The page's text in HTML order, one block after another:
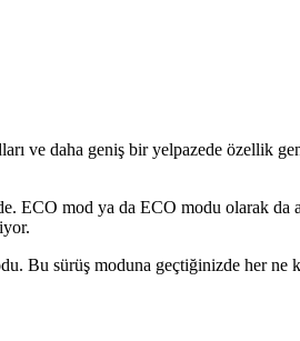
ve daha geniş bir yelpazede özellik
ECO mod ya da ECO modu olarak
Bu sürüş moduna geçtiğinizde her ne